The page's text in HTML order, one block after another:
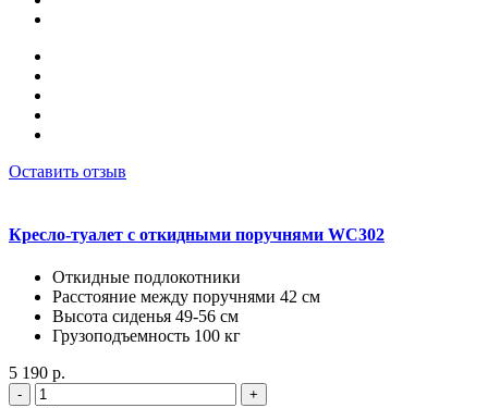
Оставить отзыв
Кресло-туалет с откидными поручнями WC302
Откидные подлокотники
Расстояние между поручнями 42 см
Высота сиденья 49-56 см
Грузоподъемность 100 кг
5 190 р.
- +